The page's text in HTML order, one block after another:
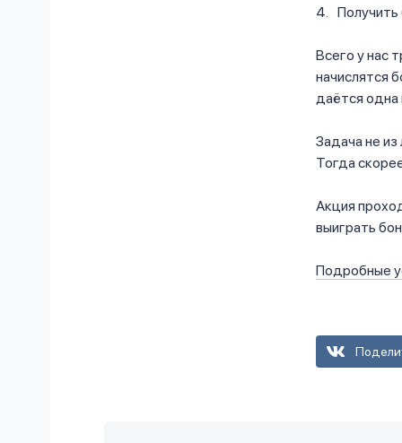
Получить
Всего у нас
начислятся
даётся одна
Задача не
Тогда
Акция
выиграть
Подробные